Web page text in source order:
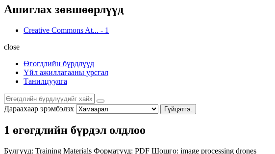
Ашиглах зөвшөөрлүүд
Creative Commons At... - 1
close
Өгөгдлийн бүрдлүүд
Үйл ажиллагааны урсгал
Танилцуулга
Дараахаар эрэмбэлэх Гүйцэтгэ.
1 өгөгдлийн бүрдэл олдлоо
Бүлгүүд: Training Materials Форматууд: PDF Шошго: image processing drones